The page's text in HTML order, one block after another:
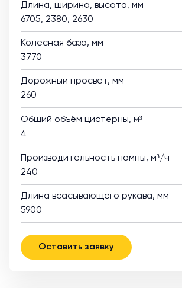
Длина, ширина, высота, мм
6705, 2380, 2630
Колесная база, мм
3770
Дорожный просвет, мм
260
Общий объём цистерны, м³
4
Производительность помпы, м³/ч
240
Длина всасывающего рукава, мм
5900
Оставить заявку